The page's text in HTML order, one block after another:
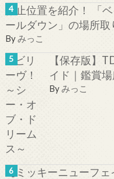
停止位置を紹介！ 「
ールダウン」の場所取
Byみっこ
【保存版】
イド｜鑑賞
Byみっこ
【ミッキーニューフ